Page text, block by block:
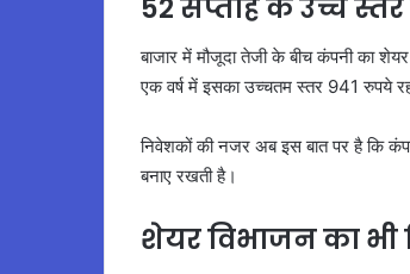
52 सप्ताह के उच्च
बाजार में मौजूदा तेजी के बीच कंपनी का
एक वर्ष में इसका उच्चतम स्तर 941 रुपये
निवेशकों की नजर अब इस बात पर है कि
बनाए रखती है।
शेयर विभाजन का भी